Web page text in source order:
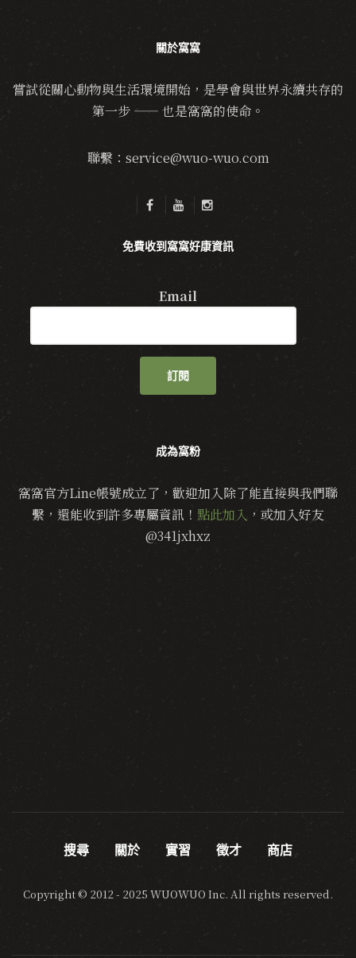
關於窩窩
嘗試從關心動物與生活環境開始，是學會與世界永續共存的
第一步 —— 也是窩窩的使命。
聯繫：service@wuo-wuo.com
免費收到窩窩好康資訊
Email
訂閱
成為窩粉
窩窩官方Line帳號成立了，歡迎加入除了能直接與我們聯
繫，還能收到許多專屬資訊！ 點此加入 ，或加入好友
@341jxhxz
搜尋 關於 實習 徵才 商店
Copyright © 2012 - 2025 WUOWUO Inc. All rights reserved.